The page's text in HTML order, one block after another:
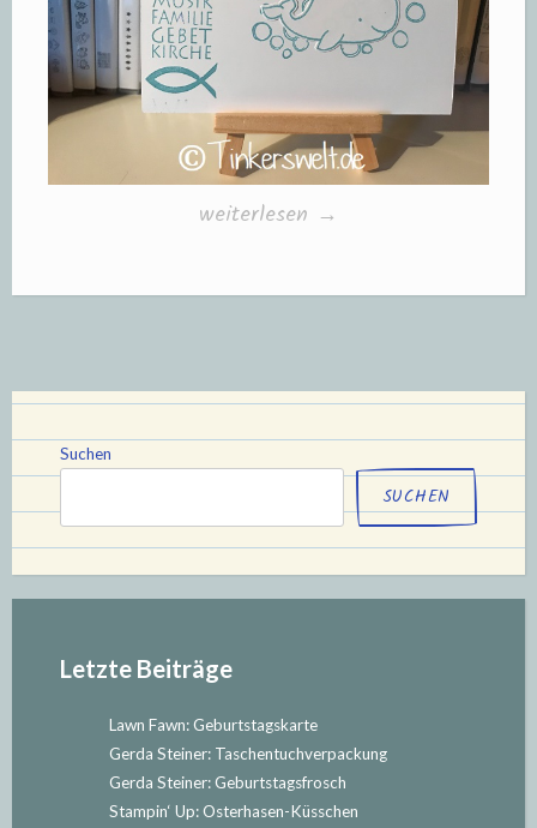
„Karte
Taufe“
weiterlesen →
Suchen
SUCHEN
Letzte Beiträge
Lawn Fawn: Geburtstagskarte
Gerda Steiner: Taschentuchverpackung
Gerda Steiner: Geburtstagsfrosch
Stampin‘ Up: Osterhasen-Küsschen